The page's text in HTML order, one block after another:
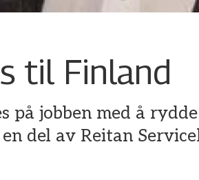
til Finland
på jobben med å
del av Reitan